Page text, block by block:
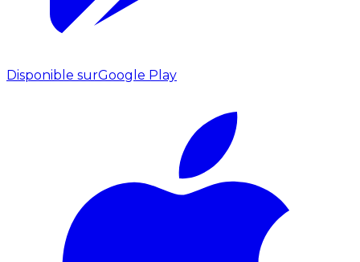
Disponible surGoogle Play